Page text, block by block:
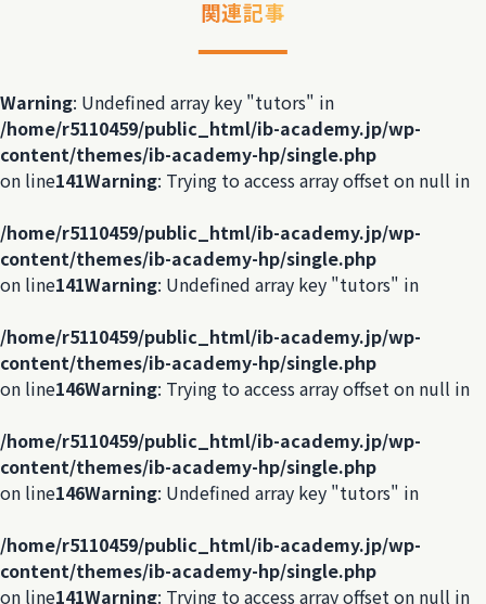
関連記事
Warning: Undefined array key "tutors" in
/home/r5110459/public_html/ib-academy.jp/wp-
content/themes/ib-academy-hp/single.php
on line141Warning: Trying to access array offset on null in
/home/r5110459/public_html/ib-academy.jp/wp-
content/themes/ib-academy-hp/single.php
on line141Warning: Undefined array key "tutors" in
/home/r5110459/public_html/ib-academy.jp/wp-
content/themes/ib-academy-hp/single.php
on line146Warning: Trying to access array offset on null in
/home/r5110459/public_html/ib-academy.jp/wp-
content/themes/ib-academy-hp/single.php
on line146Warning: Undefined array key "tutors" in
/home/r5110459/public_html/ib-academy.jp/wp-
content/themes/ib-academy-hp/single.php
on line141Warning: Trying to access array offset on null in